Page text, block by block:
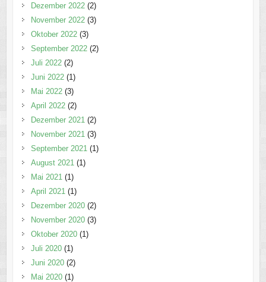
Dezember 2022(2)
November 2022(3)
Oktober 2022(3)
September 2022(2)
Juli 2022(2)
Juni 2022(1)
Mai 2022(3)
April 2022(2)
Dezember 2021 (2)
November 2021 (3)
September 2021 (1)
August 2021 (1)
Mai 2021 (1)
April 2021 (1)
Dezember 2020(2)
November 2020(3)
Oktober 2020(1)
Juli 2020(1)
Juni 2020(2)
Mai 2020(1)